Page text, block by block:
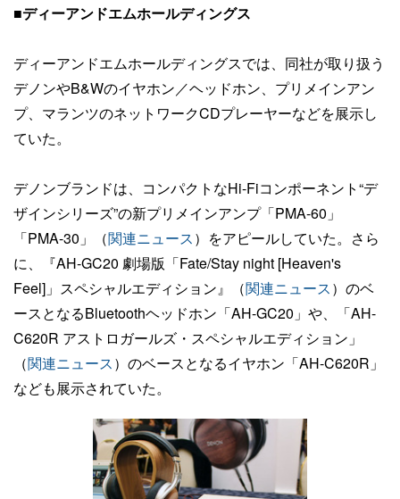
■ディーアンドエムホールディングス
ディーアンドエムホールディングスでは、同社が取り扱う
デノンやB&Wのイヤホン／ヘッドホン、プリメインアン
プ、マランツのネットワークCDプレーヤーなどを展示し
ていた。
デノンブランドは、コンパクトなHi-Fiコンポーネント“デ
ザインシリーズ”の新プリメインアンプ「PMA-60」
「PMA-30」（関連ニュース）をアピールしていた。さら
に、『AH-GC20 劇場版「Fate/Stay night [Heaven's
Feel]」スペシャルエディション』（関連ニュース）のベ
ースとなるBluetoothヘッドホン「AH-GC20」や、「AH-
C620R アストロガールズ・スペシャルエディション」
（関連ニュース）のベースとなるイヤホン「AH-C620R」
なども展示されていた。